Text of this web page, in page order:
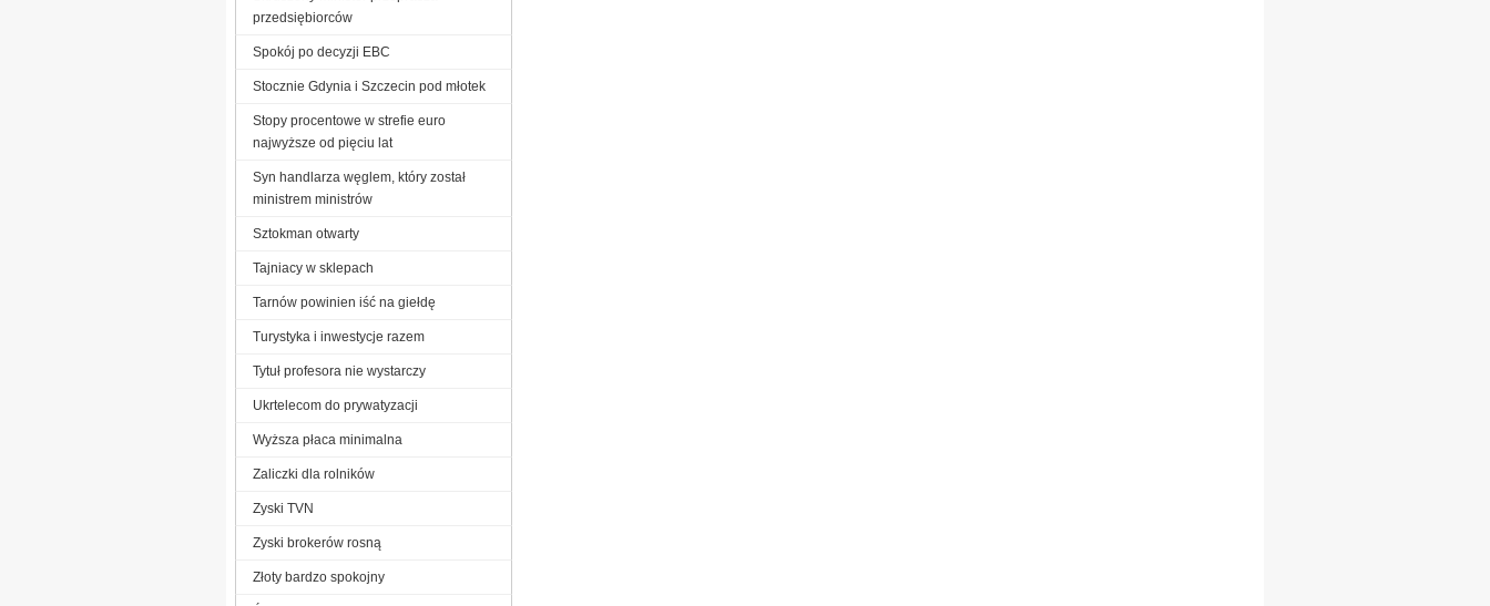
przedsiębiorców
Spokój po decyzji EBC
Stocznie Gdynia i Szczecin pod młotek
Stopy procentowe w strefie euro
najwyższe od pięciu lat
Syn handlarza węglem, który został
ministrem ministrów
Sztokman otwarty
Tajniacy w sklepach
Tarnów powinien iść na giełdę
Turystyka i inwestycje razem
Tytuł profesora nie wystarczy
Ukrtelecom do prywatyzacji
Wyższa płaca minimalna
Zaliczki dla rolników
Zyski TVN
Zyski brokerów rosną
Złoty bardzo spokojny